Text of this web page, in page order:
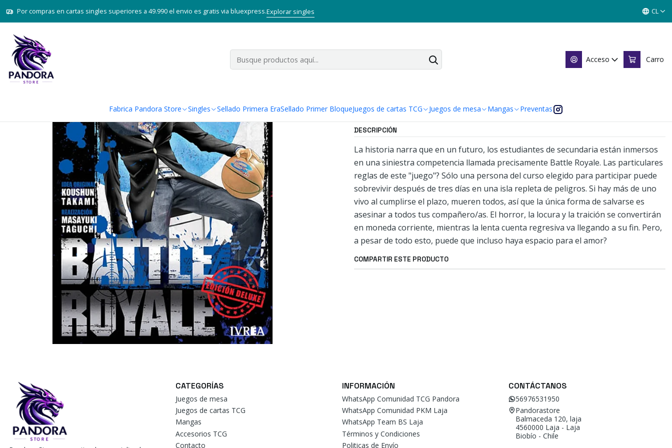
Acceso Carro
Fabrica Pandora Store Singles Sellado Primera EraSellado Primer BloqueJuegos de cartas TCG Juegos de mesa Mangas Preventas
Por compras en cartas singles superiores a 49.990 el envio es gratis via bluexpress.Explorar singles CL
Inicio Mangas Bunkoban Doble
BATTLE ROYALE ED. DELUXE 02
Mostrar stock de ubicaciones
DESCRIPCIÓN
La historia narra que en un futuro, los estudiantes de secundaria están inmersos
en una siniestra competencia llamada precisamente Battle Royale. Las particulares
reglas de este "juego"? Sólo una persona del curso elegido para participar puede
sobrevivir después de tres días en una isla repleta de peligros. Si hay más de uno
vivo al cumplirse el plazo, mueren todos, así que la única forma de salvarse es
asesinar a todos tus compañero/as. El horror, la locura y la traición se convertirán
en moneda corriente, mientras la lenta cuenta regresiva va llegando a su fin. Pero,
a pesar de todo esto, puede que incluso haya espacio para el amor?
COMPARTIR ESTE PRODUCTO
CATEGORÍAS
Juegos de mesa
Juegos de cartas TCG
Mangas
Accesorios TCG
Contacto
INFORMACIÓN
WhatsApp Comunidad TCG Pandora
WhatsApp Comunidad PKM Laja
WhatsApp Team BS Laja
Términos y Condiciones
Politicas de Envío
CONTÁCTANOS
56976531950
Pandorastore
Balmaceda 120, laja
4560000 Laja - Laja
Biobío - Chile